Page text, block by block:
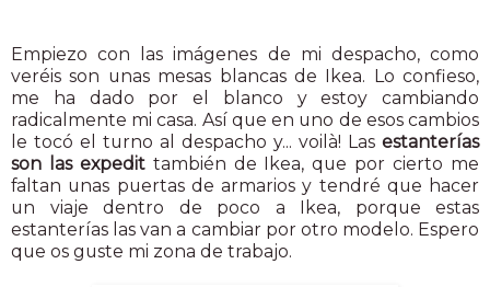
Empiezo con las imágenes de mi despacho, como
veréis son unas mesas blancas de Ikea. Lo confieso,
me ha dado por el blanco y estoy cambiando
radicalmente mi casa. Así que en uno de esos cambios
le tocó el turno al despacho y... voilà! Las estanterías
son las expedittambién de Ikea, que por cierto me
faltan unas puertas de armarios y tendré que hacer
un viaje dentro de poco a Ikea, porque estas
estanterías las van a cambiar por otro modelo. Espero
que os guste mi zona de trabajo.